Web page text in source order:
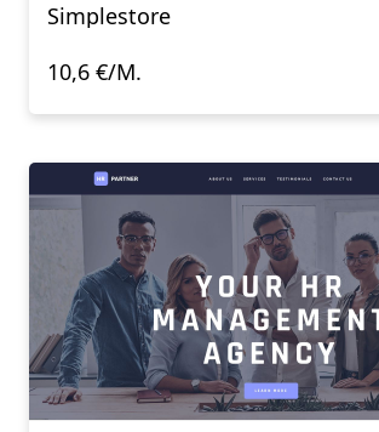
Simplestore
10,6 €/M.